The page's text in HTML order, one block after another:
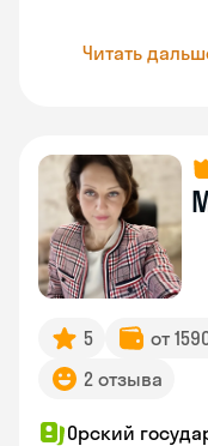
Читать
5 от
2 отзыва
Орский